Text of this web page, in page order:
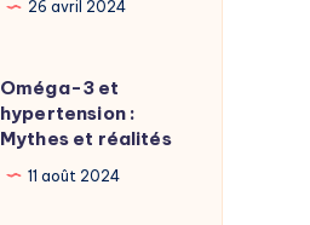
26 avril 2024
Oméga-3 et
hypertension :
Mythes et réalités
11 août 2024